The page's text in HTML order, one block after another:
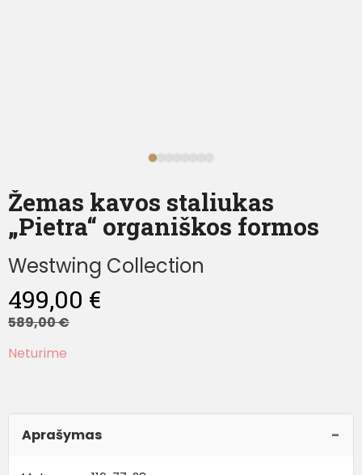
Žemas kavos staliukas
„Pietra“ organiškos formos
Westwing Collection
499,00 €
589,00€
Neturime
Aprašymas